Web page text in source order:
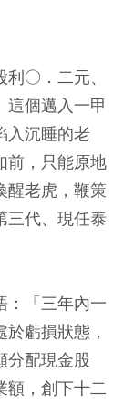
利○．二元、
個邁入一甲
入沉睡的老
前，只能原地
醒老虎，鞭策
三代、現任泰
「三年內一
虧損狀態，
分配現金股
額，創下十二